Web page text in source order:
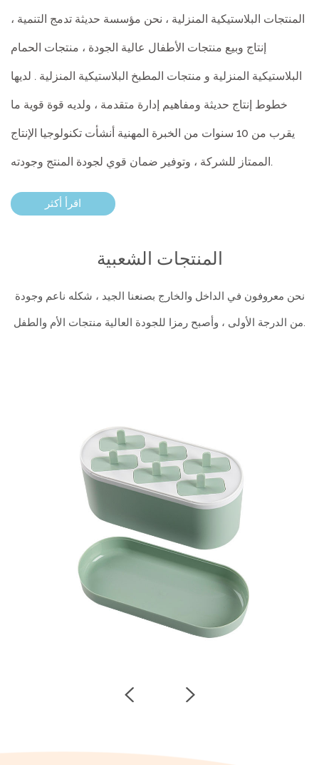
المنتجات البلاستيكية المنزلية ، نحن مؤسسة حديثة تدمج التنمية ،
إنتاج وبيع منتجات الأطفال عالية الجودة ، منتجات الحمام
البلاستيكية المنزلية و منتجات المطبخ البلاستيكية المنزلية . لديها
خطوط إنتاج حديثة ومفاهيم إدارة متقدمة ، ولديه قوة قوية ما
يقرب من 10 سنوات من الخبرة المهنية أنشأت تكنولوجيا الإنتاج
الممتاز للشركة ، وتوفير ضمان قوي لجودة المنتج وجودته.
اقرأ أكثر
المنتجات الشعبية
نحن معروفون في الداخل والخارج بصنعنا الجيد ، شكله ناعم وجودة
من الدرجة الأولى ، وأصبح رمزا للجودة العالية منتجات الأم والطفل.